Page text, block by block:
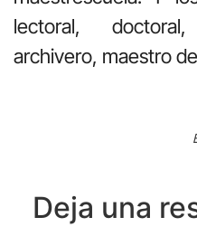
lectoral,
archivero, maestro
Deja una